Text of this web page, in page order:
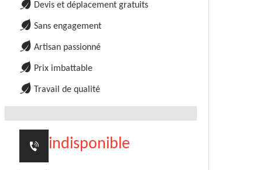
Devis et déplacement gratuits
Sans engagement
Artisan passionné
Prix imbattable
Travail de qualité
indisponible